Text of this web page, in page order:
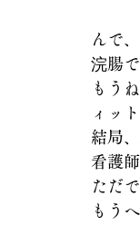
んで
浣腸
もう
ィッ
結局
看護
ただ
もう